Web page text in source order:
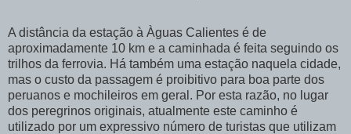
A distância da estação à Àguas Calientes é de
aproximadamente 10 km e a caminhada é feita seguindo os
trilhos da ferrovia. Há também uma estação naquela cidade,
mas o custo da passagem é proibitivo para boa parte dos
peruanos e mochileiros em geral. Por esta razão, no lugar
dos peregrinos originais, atualmente este caminho é
utilizado por um expressivo número de turistas que utilizam